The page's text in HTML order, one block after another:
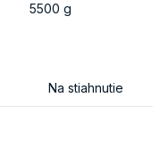
5500 g
Na stiahnutie